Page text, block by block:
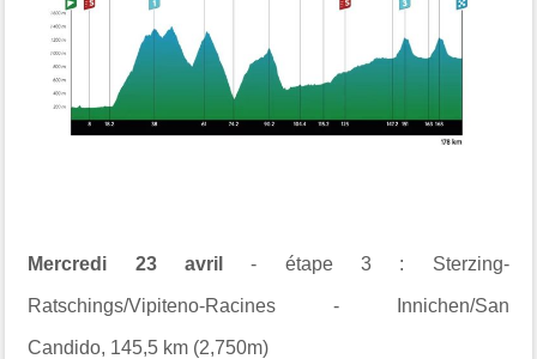
Mercredi 23 avril - étape 3 : Sterzing-
Ratschings/Vipiteno-Racines - Innichen/San
Candido, 145,5 km (2,750m)